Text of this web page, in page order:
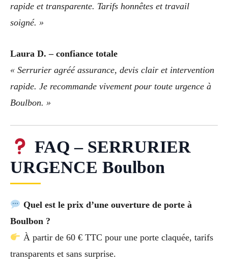
rapide et transparente. Tarifs honnêtes et travail
soigné. »
Laura D. – confiance totale
« Serrurier agréé assurance, devis clair et intervention
rapide. Je recommande vivement pour toute urgence à
Boulbon. »
FAQ – SERRURIER
URGENCE Boulbon
Quel est le prix d’une ouverture de porte à
Boulbon ?
À partir de 60 € TTC pour une porte claquée, tarifs
transparents et sans surprise.